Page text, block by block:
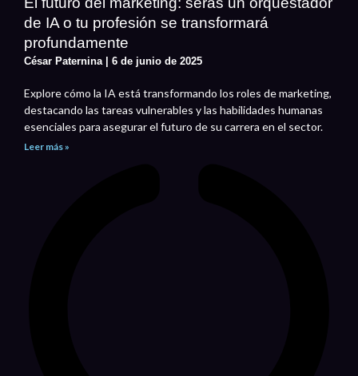
de IA o tu profesión se transformará
profundamente
César Paternina 6 de junio de 2025
Explore cómo la IA está transformando los roles de marketing,
destacando las tareas vulnerables y las habilidades humanas
esenciales para asegurar el futuro de su carrera en el sector.
Leer más »